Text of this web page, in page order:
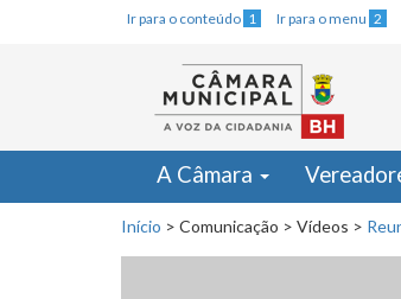
Ir para o conteúdo 1 Ir para o menu 2
A Câmara
Início > Comunicação > Vídeos >